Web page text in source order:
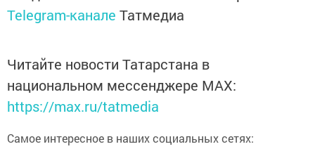
Telegram-канале Татмедиа
Читайте новости Татарстана в
национальном мессенджере MАХ:
https://max.ru/tatmedia
Самое интересное в наших социальных сетях: